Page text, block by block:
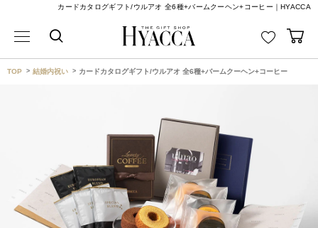
カードカタログギフト/ウルアオ 全6種+バームクーヘン+コーヒー｜HYACCA
TOP 結婚内祝い カードカタログギフト/ウルアオ 全6種+バームクーヘン+コーヒー